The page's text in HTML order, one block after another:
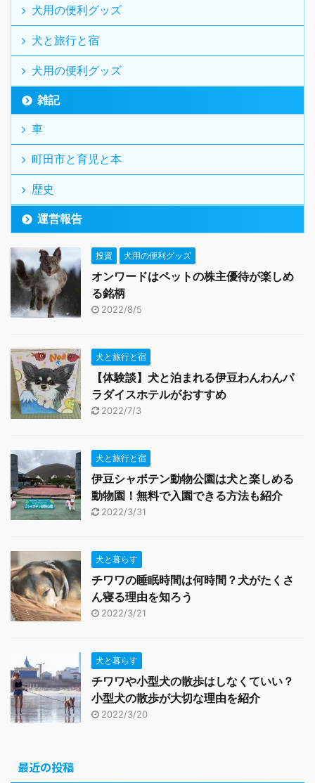
犬用の便利グッズ
犬と旅行と宿
犬用の便利グッズ
雑記
車
町田市と育児と本
歴史
運営報告
投資 犬用の便利グッズ
オンワードはペットの株主優待が楽しめ
る銘柄
2022/8/5
犬と旅行と宿
【体験談】犬と泊まれる伊豆わんわんパ
ラダイスホテルがおすすめ
2022/7/3
犬と旅行と宿
伊豆シャボテン動物公園は犬と楽しめる
動物園！無料で入園できる方法も紹介
2022/3/31
犬と暮らす
チワワの睡眠時間は何時間？犬がたくさ
ん寝る理由を知ろう
2022/3/21
犬と暮らす
チワワや小型犬の散歩はしなくていい？
小型犬の散歩が大切な理由を紹介
2022/3/20
最近の投稿